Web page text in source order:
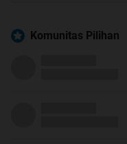
Komunitas Pilihan